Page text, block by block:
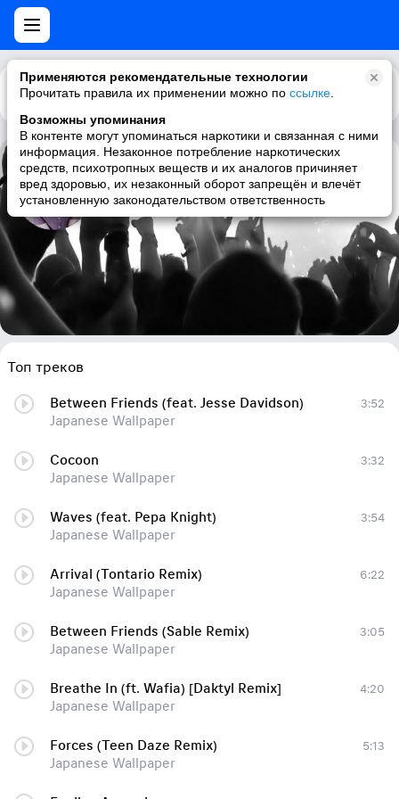
Применяются рекомендательные технологии
Прочитать правила их применении можно по ссылке
Возможны упоминания
В контенте могут упоминаться наркотики и связанная с ними
информация. Незаконное потребление наркотических
средств, психотропных веществ и их аналогов причиняет
вред здоровью, их незаконный оборот запрещён и влечёт
установленную законодательством ответственность
Каталог Рекомендации
Japanese Wallpaper
Топ треков
Between Friends (feat. Jesse Davidson)
Japanese Wallpaper
3:52
Cocoon
Japanese Wallpaper
3:32
Waves (feat. Pepa Knight)
Japanese Wallpaper
3:54
Arrival (Tontario Remix)
Japanese Wallpaper
6:22
Between Friends (Sable Remix)
Japanese Wallpaper
3:05
Breathe In (ft. Wafia) [Daktyl Remix]
Japanese Wallpaper
4:20
Forces (Teen Daze Remix)
Japanese Wallpaper
5:13